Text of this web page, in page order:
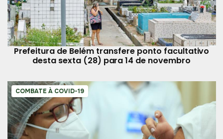
Prefeitura de Belém transfere ponto facultativo
desta sexta (28) para 14 de novembro
COMBATE À COVID-19